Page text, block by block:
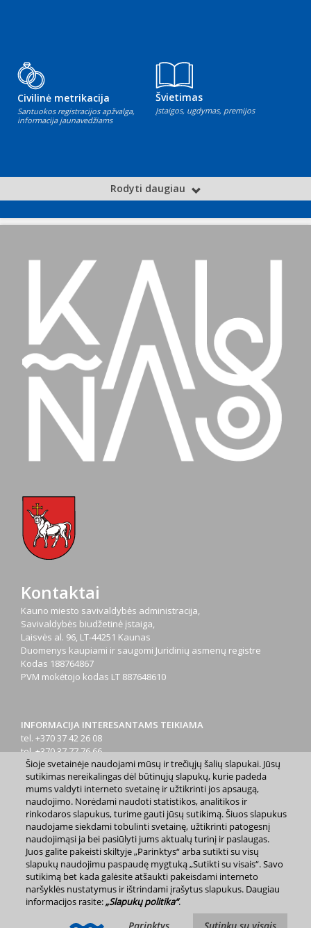
Civilinė metrikacija
Santuokos registracijos apžvalga,
informacija jaunavedžiams
Švietimas
Įstaigos, ugdymas, premijos
Rodyti daugiau
Kontaktai
Kauno miesto savivaldybės administracija,
Savivaldybės biudžetinė įstaiga,
Laisvės al. 96, LT-44251 Kaunas
Duomenys kaupiami ir saugomi Juridinių asmenų registre
Kodas 188764867
PVM mokėtojo kodas LT 887648610
INFORMACIJA INTERESANTAMS TEIKIAMA
tel. +370 37 42 26 08
tel. +370 37 77 76 66
tel. +370 660 07000
el. p.info@kaunas.lt
2023 m. Kauno miesto savivaldybė. Kopijuoti ir platinti
www.kaunas.lt skelbiamą informaciją be autorių sutikimo draudžiama.
Svetainės žemėlapis »
Šioje svetainėje naudojami mūsų ir trečiųjų šalių slapukai. Jūsų
sutikimas nereikalingas dėl būtinųjų slapukų, kurie padeda
mums valdyti interneto svetainę ir užtikrinti jos apsaugą,
naudojimo. Norėdami naudoti statistikos, analitikos ir
rinkodaros slapukus, turime gauti jūsų sutikimą. Šiuos slapukus
naudojame siekdami tobulinti svetainę, užtikrinti patogesnį
naudojimąsi ja bei pasiūlyti jums aktualų turinį ir paslaugas.
Juos galite pakeisti skiltyje „Parinktys“ arba sutikti su visų
slapukų naudojimu paspaudę mygtuką „Sutikti su visais“. Savo
sutikimą bet kada galėsite atšaukti pakeisdami interneto
naršyklės nustatymus ir ištrindami įrašytus slapukus. Daugiau
informacijos rasite:„Slapukų politika“.